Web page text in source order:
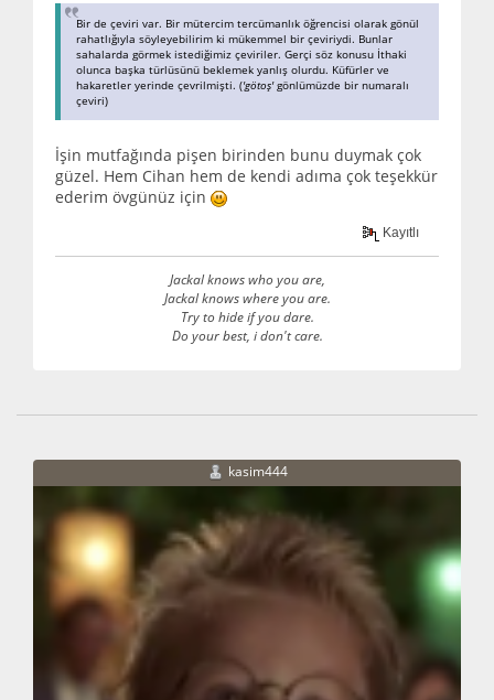
Bir de çeviri var. Bir mütercim tercümanlık öğrencisi olarak gönül
rahatlığıyla söyleyebilirim ki mükemmel bir çeviriydi. Bunlar
sahalarda görmek istediğimiz çeviriler. Gerçi söz konusu İthaki
olunca başka türlüsünü beklemek yanlış olurdu. Küfürler ve
hakaretler yerinde çevrilmişti. ('götoş'gönlümüzde bir numaralı
çeviri)
İşin mutfağında pişen birinden bunu duymak çok
güzel. Hem Cihan hem de kendi adıma çok teşekkür
ederim övgünüz için
Kayıtlı
Jackal knows who you are,
Jackal knows where you are.
Try to hide if you dare.
Do your best, i don't care.
kasim444